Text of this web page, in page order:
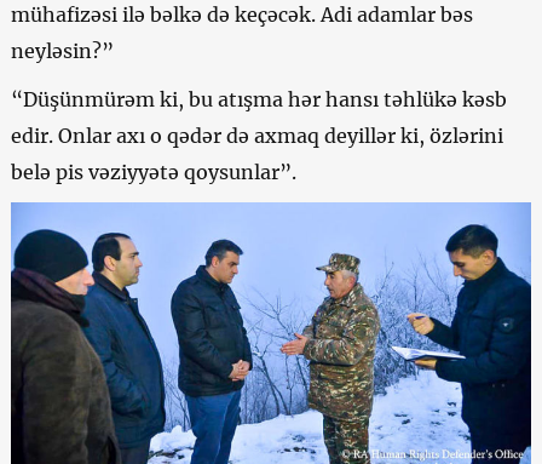
mühafizəsi ilə bəlkə də keçəcək. Adi adamlar bəs
neyləsin?”
“Düşünmürəm ki, bu atışma hər hansı təhlükə kəsb
edir. Onlar axı o qədər də axmaq deyillər ki, özlərini
belə pis vəziyyətə qoysunlar”.